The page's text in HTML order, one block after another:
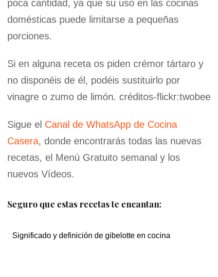
poca cantidad, ya que su uso en las cocinas
domésticas puede limitarse a pequeñas
porciones.
Si en alguna receta os piden crémor tártaro y
no disponéis de él, podéis sustituirlo por
vinagre o zumo de limón. créditos-flickr:twobee
Sigue el Canal de WhatsApp de Cocina
Casera, donde encontrarás todas las nuevas
recetas, el Menú Gratuito semanal y los
nuevos Vídeos.
Seguro que estas recetas te encantan:
Significado y definición de gibelotte en cocina